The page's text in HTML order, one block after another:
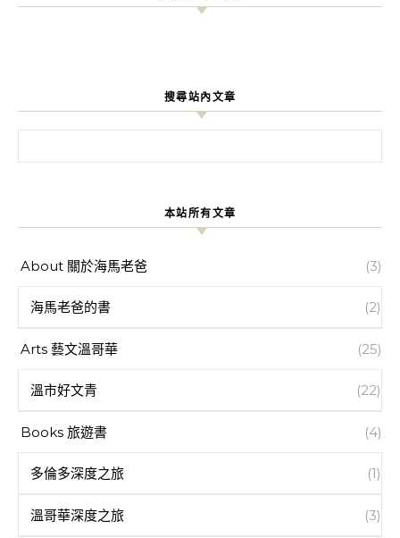
搜尋站內文章
本站所有文章
About 關於海馬老爸 (3)
海馬老爸的書 (2)
Arts 藝文溫哥華 (25)
溫市好文青 (22)
Books 旅遊書 (4)
多倫多深度之旅 (1)
溫哥華深度之旅 (3)